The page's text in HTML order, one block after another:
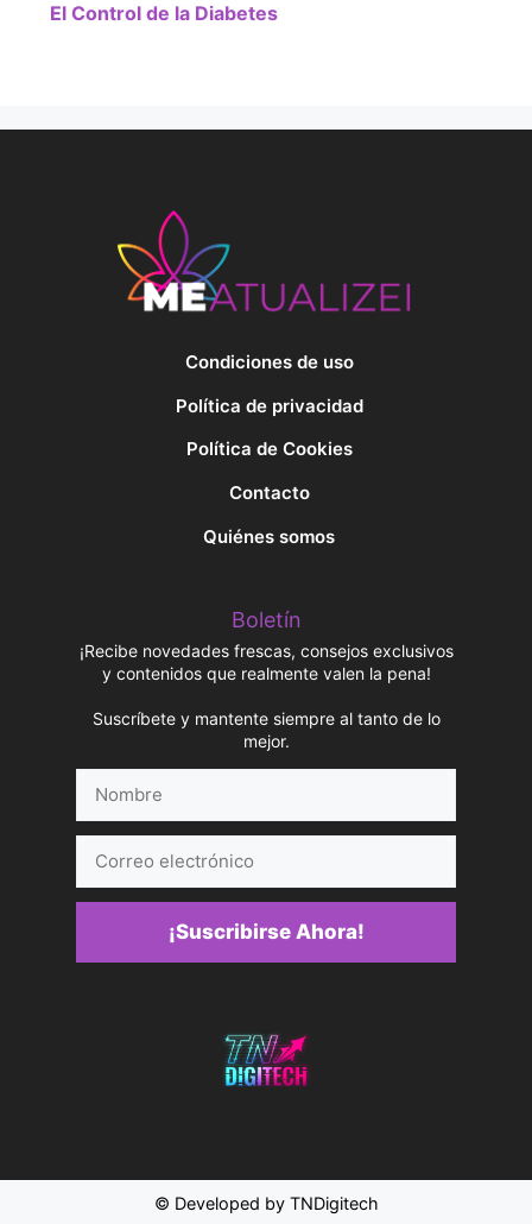
El Control de la Diabetes
Condiciones de uso
Política de privacidad
Política de Cookies
Contacto
Quiénes somos
Boletín
¡Recibe novedades frescas, consejos exclusivos
y contenidos que realmente valen la pena!
Suscríbete y mantente siempre al tanto de lo
mejor.
electrónico
¡Suscribirse Ahora!